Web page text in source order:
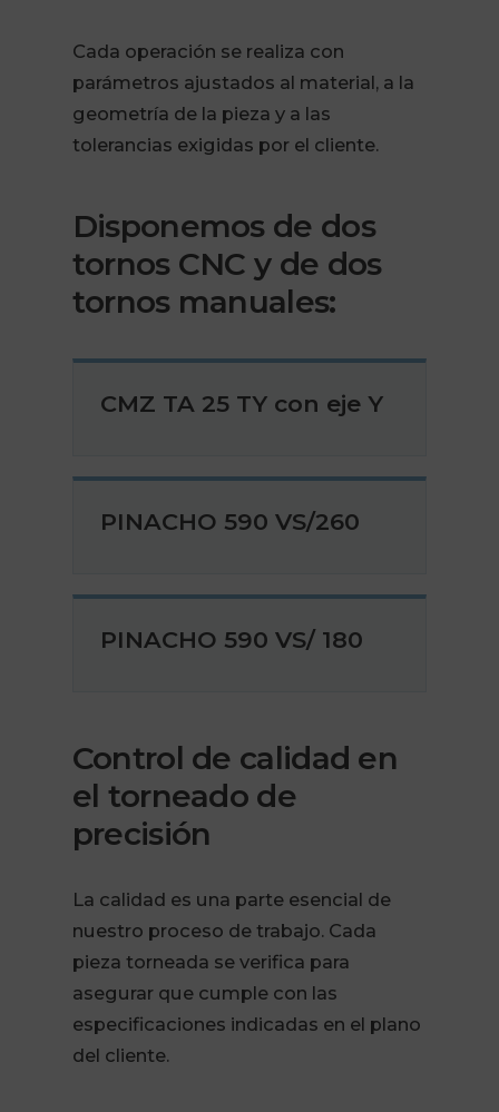
Cada operación se realiza con
parámetros ajustados al material, a la
geometría de la pieza y a las
tolerancias exigidas por el cliente.
Disponemos de dos
tornos CNC y de dos
tornos manuales:
CMZ TA 25 TY con eje Y
PINACHO 590 VS/260
PINACHO 590 VS/ 180
Control de calidad en
el torneado de
precisión
La calidad es una parte esencial de
nuestro proceso de trabajo. Cada
pieza torneada se verifica para
asegurar que cumple con las
especificaciones indicadas en el plano
del cliente.